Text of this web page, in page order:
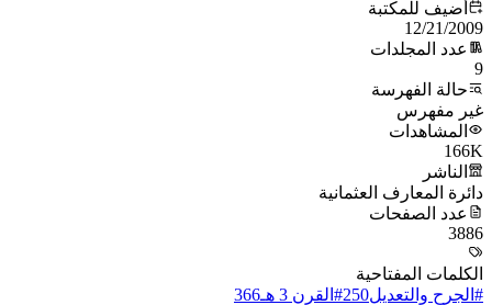
أُضيف للمكتبة
12/21/2009
عدد المجلدات
9
حالة الفهرسة
غير مفهرس
المشاهدات
166K
الناشر
دائرة المعارف العثمانية
عدد الصفحات
3886
الكلمات المفتاحية
# الجرح والتعديل250
# القرن 3 هـ 366